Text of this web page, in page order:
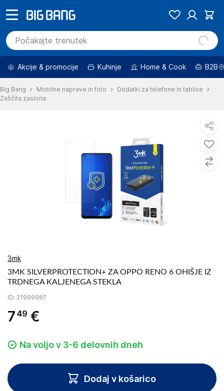
Akcije & promocije Kuhinje Home & Cook B2B
Big Bang Mobilne naprave in foto
Dodatki za telefone in tablice
Zaščita zaslona
3mk
3MK SILVERPROTECTION+ ZA OPPO RENO 6 OHIŠJE IZ
TRDNEGA KALJENEGA STEKLA
ID: 21999987
7 49 €
Na voljo v 3-6 delovnih dneh
Dodaj v košarico